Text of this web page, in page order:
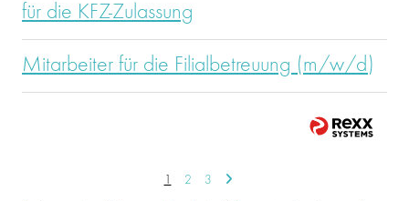
für die KFZ-Zulassung
Mitarbeiter für die Filialbetreuung (m/w/d)
1 2 3